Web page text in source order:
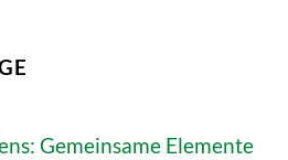
Gemeinsame Elemente